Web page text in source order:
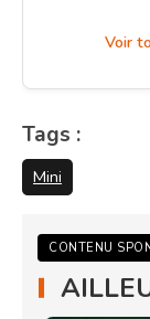
Voir
Tags :
Mini
CONTENU